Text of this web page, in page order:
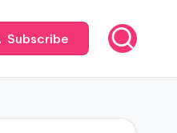
Subscribe